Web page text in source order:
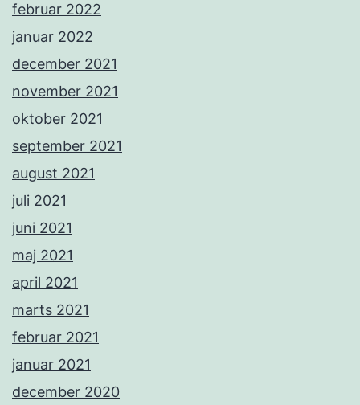
februar 2022
januar 2022
december 2021
november 2021
oktober 2021
september 2021
august 2021
juli 2021
juni 2021
maj 2021
april 2021
marts 2021
februar 2021
januar 2021
december 2020